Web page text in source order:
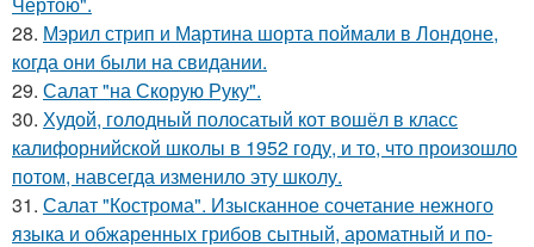
28. Мэрил стрип и Мартина шорта поймали в Лондоне,
когда они были на свидании.
29. Салат "на Скорую Руку".
30. Худой, голодный полосатый кот вошёл в класс
калифорнийской школы в 1952 году, и то, что произошло
потом, навсегда изменило эту школу.
31. Салат "Кострома". Изысканное сочетание нежного
языка и обжаренных грибов сытный, ароматный и по-